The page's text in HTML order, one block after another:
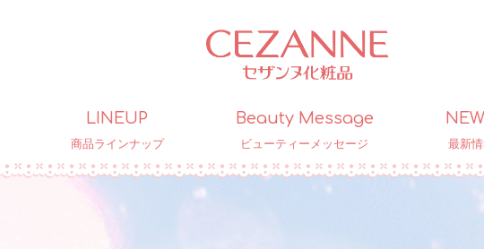
LINEUP
商品ラインナップ
Beauty Message
ビューティーメッセージ 最新